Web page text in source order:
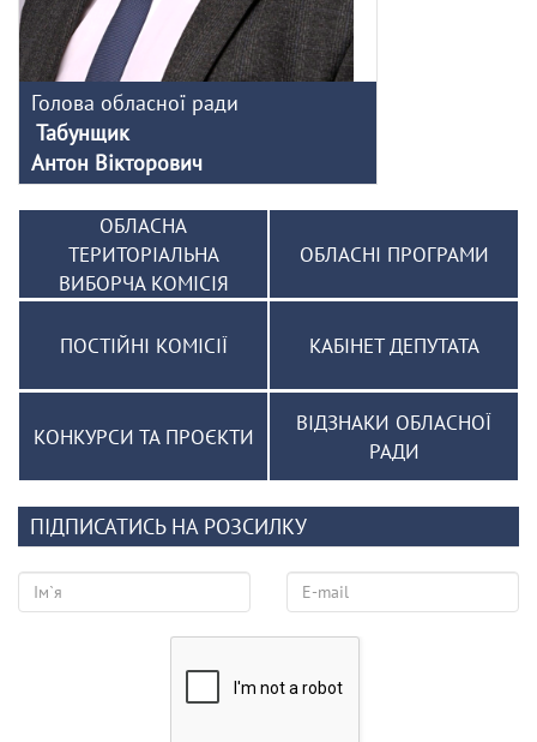
Голова обласної ради
Табунщик
Антон Вікторович
ОБЛАСНА
ТЕРИТОРІАЛЬНА
ВИБОРЧА КОМІСІЯ
ОБЛАСНІ ПРОГРАМИ
ПОСТІЙНІ КОМІСІЇ КАБІНЕТ ДЕПУТАТА
КОНКУРСИ ТА ПРОЄКТИ
ВІДЗНАКИ ОБЛАСНОЇ
РАДИ
ПІДПИСАТИСЬ НА РОЗСИЛКУ